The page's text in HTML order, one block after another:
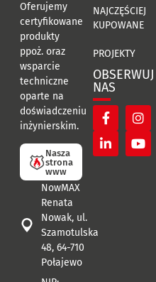
Oferujemy
certyfikowane
produkty
ppoż. oraz
wsparcie
techniczne
oparte na
doświadczeniu
inżynierskim.
Nasza
strona
www
NowMAX
Renata
Nowak, ul.
Szamotulska
48, 64-710
Połajewo
NAJCZĘŚCIEJ
KUPOWANE
PROJEKTY
OBSERWUJ
NAS